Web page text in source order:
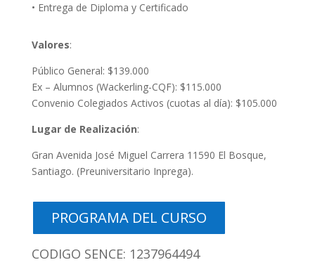
• Entrega de Diploma y Certificado
Valores:
Público General: $139.000
Ex – Alumnos (Wackerling-CQF): $115.000
Convenio Colegiados Activos (cuotas al día): $105.000
Lugar de Realización:
Gran Avenida José Miguel Carrera 11590 El Bosque,
Santiago. (Preuniversitario Inprega).
PROGRAMA DEL CURSO
CODIGO SENCE: 1237964494